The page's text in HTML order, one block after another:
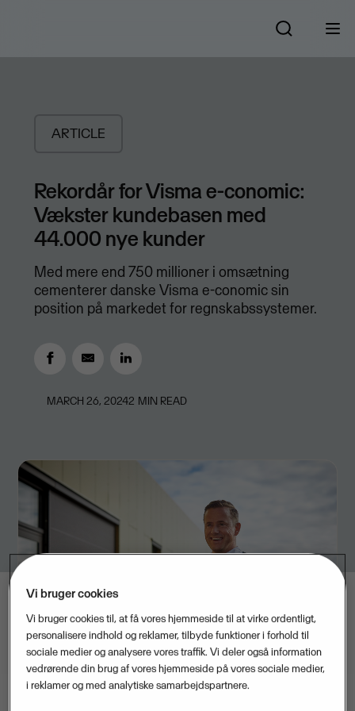
ARTICLE
Rekordår for Visma e-conomic:
Vækster kundebasen med
44.000 nye kunder
Med mere end 750 millioner i omsætning
cementerer danske Visma e-conomic sin
position på markedet for regnskabssystemer.
MARCH 26, 20242 MIN READ
Vi bruger cookies
Vi bruger cookies til, at få vores hjemmeside til at virke ordentligt,
personalisere indhold og reklamer, tilbyde funktioner i forhold til
sociale medier og analysere vores traffik. Vi deler også information
vedrørende din brug af vores hjemmeside på vores sociale medier,
i reklamer og med analytiske samarbejdspartnere.